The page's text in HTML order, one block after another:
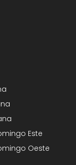
Este
Oeste